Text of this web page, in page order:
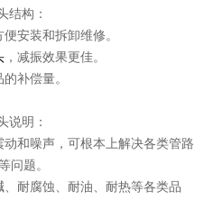
结构：
安装和拆卸维修。
，减振效果更佳。
补偿量。
说明：
和噪声，可根本上解决各类管路
问题。
耐腐蚀、耐油、耐热等各类品